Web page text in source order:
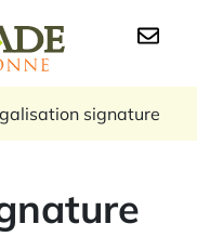
sur
signature